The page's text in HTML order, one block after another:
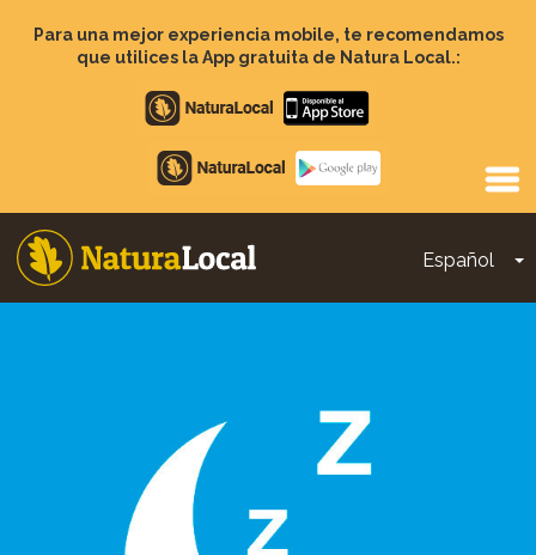
contenido
Para una mejor experiencia mobile, te recomendamos
que utilices la App gratuita de Natura Local.:
Apple
store
Google
Play
Español
Main